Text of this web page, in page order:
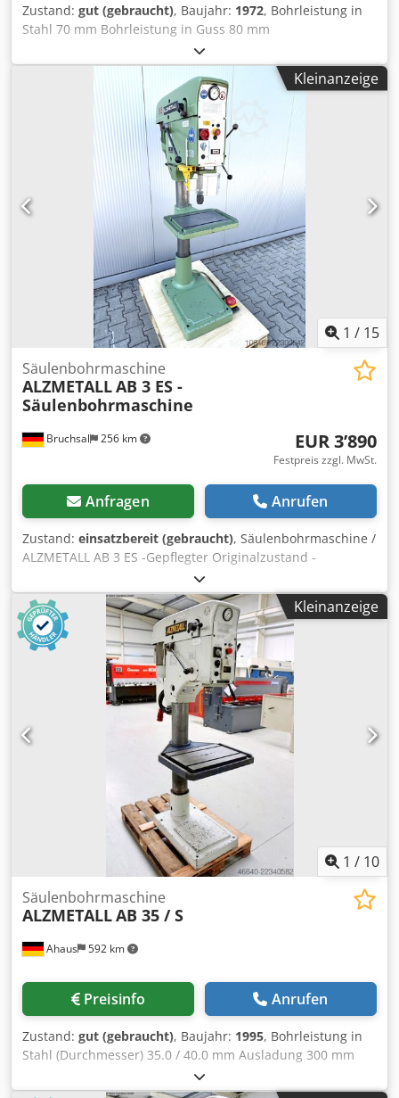
Zustand: gut (gebraucht), Baujahr: 1972, Bohrleistung in
Stahl 70 mm Bohrleistung in Guss 80 mm
Spindelaufnahme MK 5 Spindelausladung 400 mm
Spindelhub 240 mm Säulendurchmesser 250 mm
Drehzahlbereich, stufenlos 45 – 1325 U/min 5 Vorschübe
0,1, 0,14, 0,2, 0,28, 0,4 mm/U Tischgröße 880 x 660 mm
Motorleistung 3 kW Abmaße L x B x H 880 x 1200 x 2500
mm Maschinengewicht 1400 kg Zubehör / Besondere
Merkmale: • Stufenlose Drehzahlverstellung über PIV-
Getriebe und Vorgelege Djdet Uzk Ropfx An Ejkr • Großer
Aufspanntisch 880 x 660 mm • Vorschub über Kreuzhebel •
Große Bohrtiefeneinstellung mit Festanschlag 240 mm •
Schwenkbarer Tisch • Not-Aus-Schalter • Kühlmittelanlage
Siegfried Volz Werkzeugmaschinen Rüschebrinkstr. 151-
153 DE - 44143 Dortmund - Wambel
Kleinanzeige
1 / 15
Bruchsal 256 km
Säulenbohrmaschine
ALZMETALLAB 3 ES -
Säulenbohrmaschine
EUR 3’890
Festpreis zzgl. MwSt.
Anfragen Anrufen
Zustand: einsatzbereit (gebraucht), Säulenbohrmaschine /
ALZMETALL AB 3 ES -Gepflegter Originalzustand -
Bohrleistung / Stahl max. 35mm -Ausladung ca. 280mm -
Tischgröße ca. 600x470mm -Bohrhub ca. 180mm -
Kegelaufnahme MK 3 -Stufenlose Drehzahlregulierung -
Drehzahlbereich 65 - 1750 U/min -Bohrtiefenanschlag -
Spindelschutzeinrichtung -Not /Aus -Fußschalter -Analoge
Drehzahlanzeige -Bohrfutter -Dokumentation Abmaße:
LxBxH 1,2x0,8x2 Meter / Gewicht ca. 500Kg Irrtümer /
Eingabefehler vorbehalten Dkodpjzkv N Tsfx An Eer
Kleinanzeige
1 / 10
Ahaus 592 km
Säulenbohrmaschine
ALZMETALLAB 35 / S
Preisinfo Anrufen
Zustand: gut (gebraucht), Baujahr: 1995, Bohrleistung in
Stahl (Durchmesser) 35.0 / 40.0 mm Ausladung 300 mm
Bohrhub 180 mm Drehzahl 65.0 - 1.750 U/min Tischgröße
615 x 420 mm Säulendurchmesser 155 mm Vorschub 0.1 /